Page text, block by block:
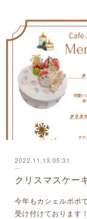
2022.11.13 05:31
クリスマスケー
今年もカシェルポポ
受け付けております